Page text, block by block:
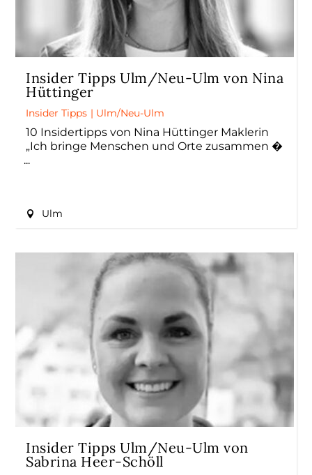
Insider Tipps Ulm/Neu-Ulm von Nina
Hüttinger
Insider Tipps | Ulm/Neu-Ulm
10 Insidertipps von Nina Hüttinger Maklerin
„Ich bringe Menschen und Orte zusammen �
Ulm
Insider Tipps Ulm/Neu-Ulm von
Sabrina Heer-Schöll